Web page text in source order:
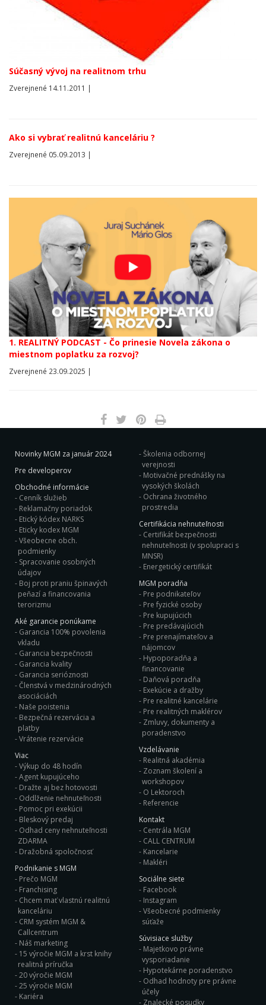
Súčasný vývoj na realitnom trhu
Zverejnené 14.11.2011 |
Ako si vybrať realitnú kanceláriu ?
Zverejnené 05.09.2013 |
1. REALITNÝ PODCAST - Čo prinesie Novela zákona o
miestnom poplatku za rozvoj?
Zverejnené 23.09.2025 |
Novinky MGM za január 2024
Pre developerov
Obchodné informácie
Cenník služieb
Reklamačny poriadok
Etický kódex NARKS
Eticky kodex MGM
Všeobecne obch.
podmienky
Spracovanie osobných
údajov
Boj proti praniu špinavých
peňazí a financovania
terorizmu
Aké garancie ponúkame
Garancia 100% povolenia
vkladu
Garancia bezpečnosti
Garancia kvality
Garancia serióznosti
Členstvá v medzinárodných
asociáciách
Naše poistenia
Bezpečná rezervácia a
platby
Vrátenie rezervácie
Viac
Výkup do 48 hodín
Agent kupujúceho
Dražte aj bez hotovosti
Oddlženie nehnuteľnosti
Pomoc pri exekúcii
Bleskový predaj
Odhad ceny nehnuteľnosti
ZDARMA
Dražobná spoločnosť
Podnikanie s MGM
Prečo MGM
Franchising
Chcem mať vlastnú realitnú
kanceláriu
CRM systém MGM &
Callcentrum
Náš marketing
15 výročie MGM a krst knihy
realitná príručka
20 výročie MGM
25 výročie MGM
Kariéra
Školenia odbornej
verejnosti
Motivačné prednášky na
vysokých školách
Ochrana životného
prostredia
Certifikácia nehnuteľnosti
Certifikát bezpečnosti
nehnuteľnosti (v spolupraci s
MNSR)
Energetický certifikát
MGM poradňa
Pre podnikateľov
Pre fyzické osoby
Pre kupujúcich
Pre predávajúcich
Pre prenajímateľov a
nájomcov
Hypoporadňa a
financovanie
Daňová poradňa
Exekúcie a dražby
Pre realitné kancelárie
Pre realitných maklérov
Zmluvy, dokumenty a
poradenstvo
Vzdelávanie
Realitná akadémia
Zoznam školení a
workshopov
O Lektoroch
Referencie
Kontakt
Centrála MGM
CALL CENTRUM
Kancelarie
Makléri
Sociálne siete
Facebook
Instagram
Všeobecné podmienky
súťaže
Súvisiace služby
Majetkovo právne
vysporiadanie
Hypotekárne poradenstvo
Odhad hodnoty pre právne
účely
Znalecké posudky